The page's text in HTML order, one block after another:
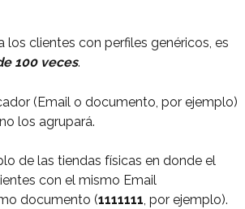
clientes con perfiles genéricos, es
100 veces.
(Email o documento, por ejemplo)
los agrupará.
de las tiendas físicas en donde el
con el mismo Email
documento (1111111, por ejemplo).